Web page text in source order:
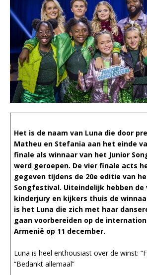
Het is de naam van Luna die door
Matheu en Stefania aan het einde
finale als winnaar van het Junior
werd geroepen. De vier finale acts
gegeven tijdens de 20e editie van
Songfestival. Uiteindelijk hebben de
kinderjury en kijkers thuis de
is het Luna die zich met haar
gaan voorbereiden op de
Armenië op 11 december.
Luna is heel enthousiast over de winst:
“Bedankt allemaal”